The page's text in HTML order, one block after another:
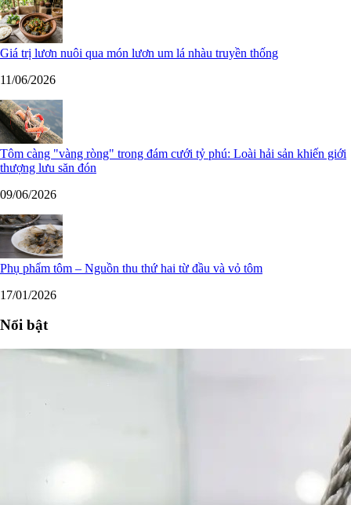
Giá trị lươn nuôi qua món lươn um lá nhàu truyền thống
11/06/2026
Tôm càng "vàng ròng" trong đám cưới tỷ phú: Loài hải sản khiến giới
thượng lưu săn đón
09/06/2026
Phụ phẩm tôm – Nguồn thu thứ hai từ đầu và vỏ tôm
17/01/2026
Nổi bật